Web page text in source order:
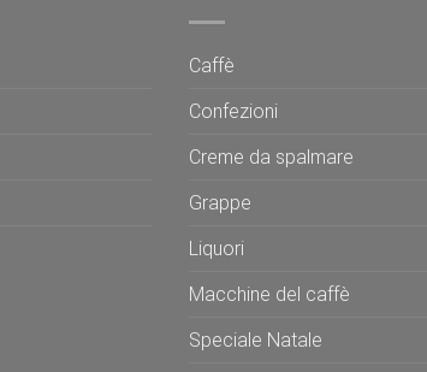
Caffè
Confezioni
Creme da spalmare
Grappe
Liquori
Macchine del caffè
Speciale Natale